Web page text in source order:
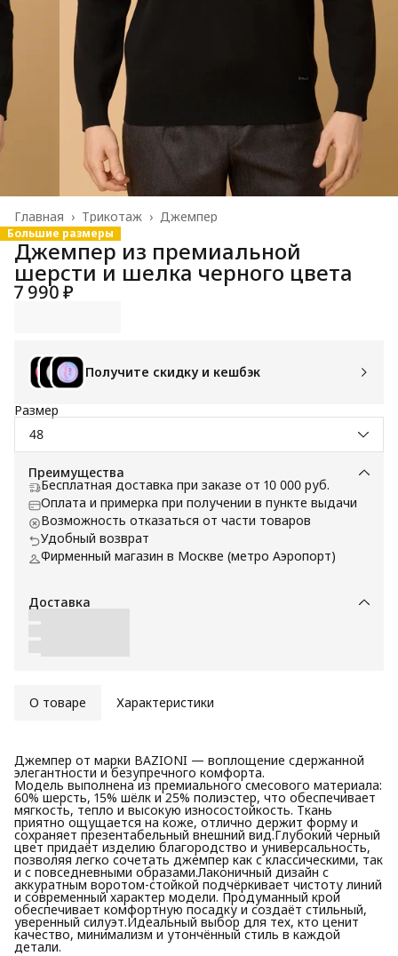
Джемпер
Трикотаж ›
Главная ›
Большие размеры
Джемпер из премиальной
шерсти и шелка черного цвета
7 990 ₽
Получите скидку и кешбэк
Размер
48
Преимущества
Бесплатная доставка при заказе от 10 000 руб.
Оплата и примерка при получении в пункте выдачи
Возможность отказаться от части товаров
Удобный возврат
Фирменный магазин в Москве (метро Аэропорт)
Доставка
О товаре Характеристики
Джемпер от марки BAZIONI — воплощение сдержанной
элегантности и безупречного комфорта.
Модель выполнена из премиального смесового материала:
60% шерсть, 15% шёлк и 25% полиэстер, что обеспечивает
мягкость, тепло и высокую износостойкость. Ткань
приятно ощущается на коже, отлично держит форму и
сохраняет презентабельный внешний вид.Глубокий черный
цвет придаёт изделию благородство и универсальность,
позволяя легко сочетать джемпер как с классическими, так
и с повседневными образами.Лаконичный дизайн с
аккуратным воротом-стойкой подчёркивает чистоту линий
и современный характер модели. Продуманный крой
обеспечивает комфортную посадку и создаёт стильный,
уверенный силуэт.Идеальный выбор для тех, кто ценит
качество, минимализм и утончённый стиль в каждой
детали.